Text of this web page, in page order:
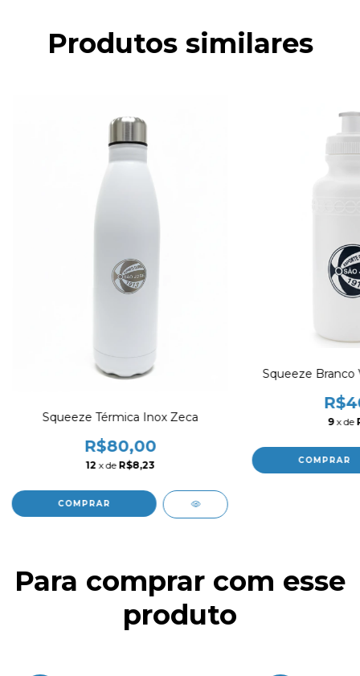
Produtos similares
Squeeze Térmica Inox Zeca
R$80,00
12 x de R$8,23
Squeeze Branco
9 x de
Para comprar com esse
produto